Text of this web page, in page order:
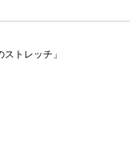
トレッチ」